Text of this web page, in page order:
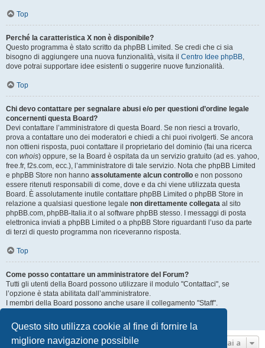
Questo sito utilizza cookie al fine di fornire la
migliore navigazione possibile
Top
Perché la caratteristica X non è disponibile?
Questo programma è stato scritto da phpBB Limited. Se credi che ci sia
bisogno di aggiungere una nuova funzionalità, visita il Centro Idee phpBB,
dove potrai supportare idee esistenti o suggerire nuove funzionalità.
Top
Chi devo contattare per segnalare abusi e/o per questioni d’ordine legale
concernenti questa Board?
Devi contattare l’amministratore di questa Board. Se non riesci a trovarlo,
prova a contattare uno dei moderatori e chiedi a chi puoi rivolgerti. Se ancora
non ottieni risposta, puoi contattare il proprietario del dominio (fai una ricerca
con whois) oppure, se la Board è ospitata da un servizio gratuito (ad es. yahoo,
free.fr, f2s.com, ecc.), l’amministratore di tale servizio. Nota che phpBB Limited
e phpBB Store non hanno assolutamente alcun controllo e non possono
essere ritenuti responsabili di come, dove e da chi viene utilizzata questa
Board. È assolutamente inutile contattare phpBB Limited o phpBB Store in
relazione a qualsiasi questione legale non direttamente collegata al sito
phpBB.com, phpBB-Italia.it o al software phpBB stesso. I messaggi di posta
elettronica inviati a phpBB Limited o a phpBB Store riguardanti l’uso da parte
di terzi di questo programma non riceveranno risposta.
Top
Come posso contattare un amministratore del Forum?
Tutti gli utenti della Board possono utilizzare il modulo "Contattaci", se
l’opzione è stata abilitata dall’amministratore.
I membri della Board possono anche usare il collegamento "Staff".
Top
Vai a